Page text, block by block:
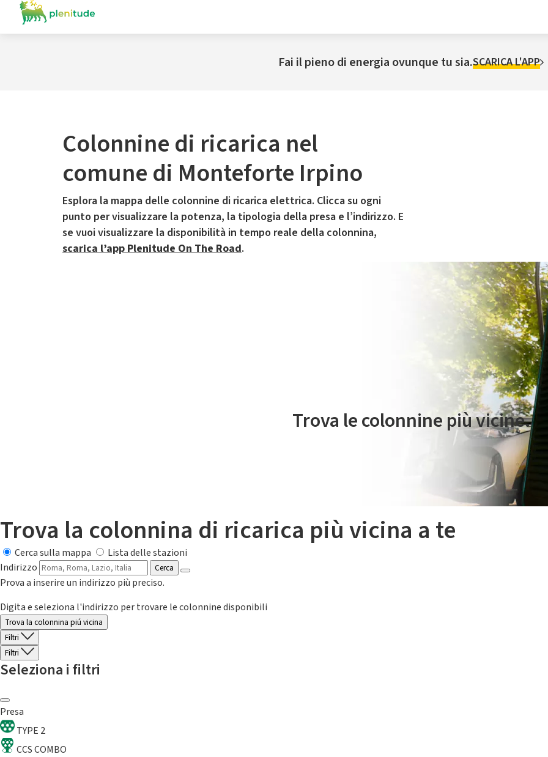
Fai il pieno di energia ovunque tu sia.SCARICA L'APP
Colonnine di ricarica nel
comune di Monteforte Irpino
Esplora la mappa delle colonnine di ricarica elettrica. Clicca su ogni
punto per visualizzare la potenza, la tipologia della presa e l’indirizzo. E
se vuoi visualizzare la disponibilità in tempo reale della colonnina,
scarica l’app Plenitude On The Road.
Il servizio di mobilità elettrica è gestito da Plenitude On The Road
Trova le colonnine più vicine.
Trova la colonnina di ricarica più vicina a te
Cerca sulla mappa
Lista delle stazioni
Indirizzo
Cerca
Prova a inserire un indirizzo più preciso.
Digita e seleziona l'indirizzo per trovare le colonnine disponibili
Trova la colonnina piú vicina
Filtri
Filtri
Seleziona i filtri
Presa
TYPE 2
CCS COMBO